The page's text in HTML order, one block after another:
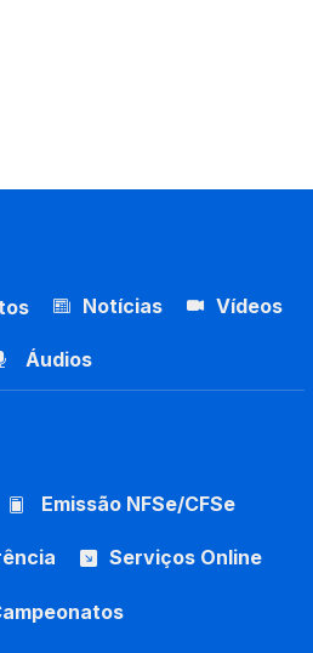
Notícias Vídeos
Áudios
Emissão NFSe/CFSe
Serviços Online